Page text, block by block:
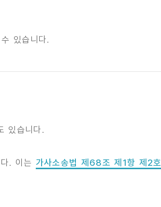
있습니다.
있습니다.
. 이는 가사소송법 제68조 제1항 제2호